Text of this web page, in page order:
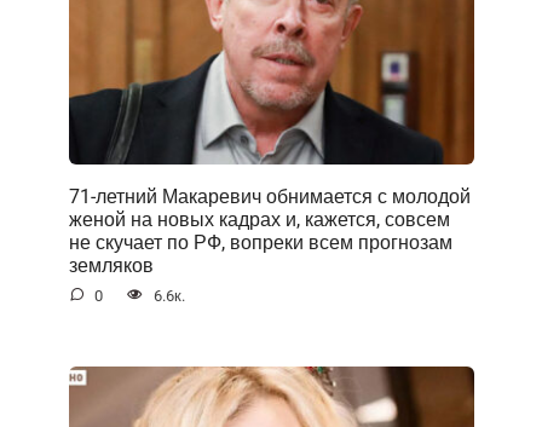
71-летний Макаревич обнимается с молодой
женой на новых кадрах и, кажется, совсем
не скучает по РФ, вопреки всем прогнозам
земляков
0 6.6к.